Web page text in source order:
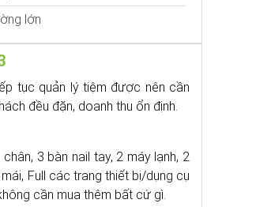
lớn
tục quản lý tiệm được nên cần
đều đặn, doanh thu ổn định.
3 bàn nail tay, 2 máy lạnh, 2
Full các trang thiết bị/dụng cụ
cần mua thêm bất cứ gì.